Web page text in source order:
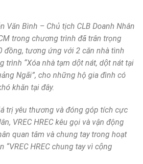
Văn Bình – Chủ tịch CLB Doanh Nhân
trong chương trình đã trân trọng
đồng, tương ứng với 2 căn nhà tình
trình “Xóa nhà tạm dột nát, dột nát tại
Ngãi”, cho những hộ gia đình có
khăn tại đây.
trị yêu thương và đóng góp tích cực
VREC HREC kêu gọi và vận động
quan tâm và chung tay trong hoạt
“VREC HREC chung tay vì cộng